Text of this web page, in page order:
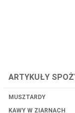
ARTYKUŁY
MUSZTARDY
KAWY W ZIARNACH